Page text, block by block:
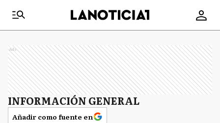
Ads
INFORMACIÓN GENERAL
Añadir como fuente en